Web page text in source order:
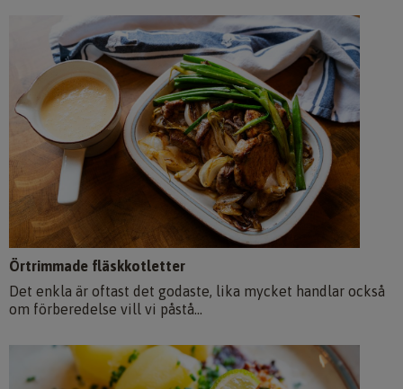
Örtrimmade fläskkotletter
Det enkla är oftast det godaste, lika mycket handlar också
om förberedelse vill vi påstå...